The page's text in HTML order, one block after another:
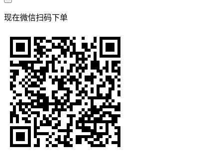
现在微信扫码下单